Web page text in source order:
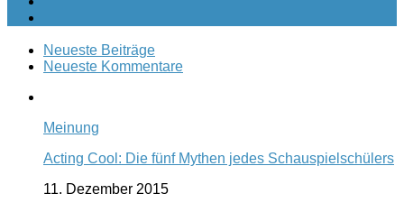
Neueste Beiträge
Neueste Kommentare
Meinung
Acting Cool: Die fünf Mythen jedes Schauspielschülers
11. Dezember 2015